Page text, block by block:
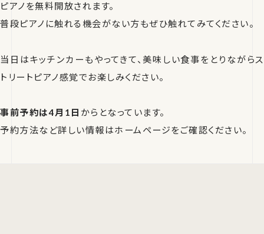
ピアノを無料開放されます。
普段ピアノに触れる機会がない方もぜひ触れてみてください。
当日はキッチンカーもやってきて、美味しい食事をとりながらス
トリートピアノ感覚でお楽しみください。
事前予約は4月1日 からとなっています。
予約方法など詳しい情報はホームページをご確認ください。